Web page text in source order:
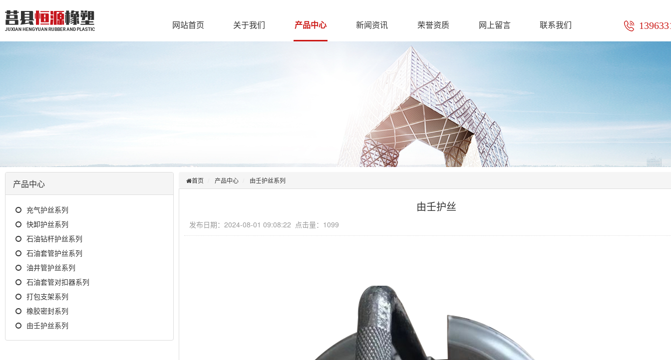
网站首页 关于我们 产品中心 新闻资讯 荣誉资质 网上留言 联系我们
产品中心
充气护丝系列
快卸护丝系列
石油钻杆护丝系列
石油套管护丝系列
油井管护丝系列
石油套管对扣器系列
打包支架系列
橡胶密封系列
由壬护丝系列
首页 产品中心 由壬护丝系列
由壬护丝
发布日期：2024-08-01 09:08:22 点击量：1099